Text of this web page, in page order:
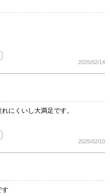
2025/02/14
にくいし大満足です。
2025/02/10
す